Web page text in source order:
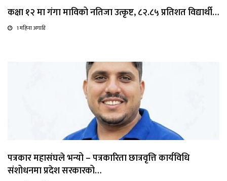
कक्षा १२ मा गंगा माविको नतिजा उत्कृष्ट, ८२.८५ प्रतिशत विद्यार्थी…
1 महिना अगाडि
पत्रकार महासंघले भन्यो – पत्रकारिता छात्रवृत्ति कार्यविधि
संशोधनमा प्रदेश सरकारको…